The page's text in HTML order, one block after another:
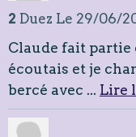
2 Duez Le 29/06/
Claude fait partie
écoutais et je
bercé avec ... Lire